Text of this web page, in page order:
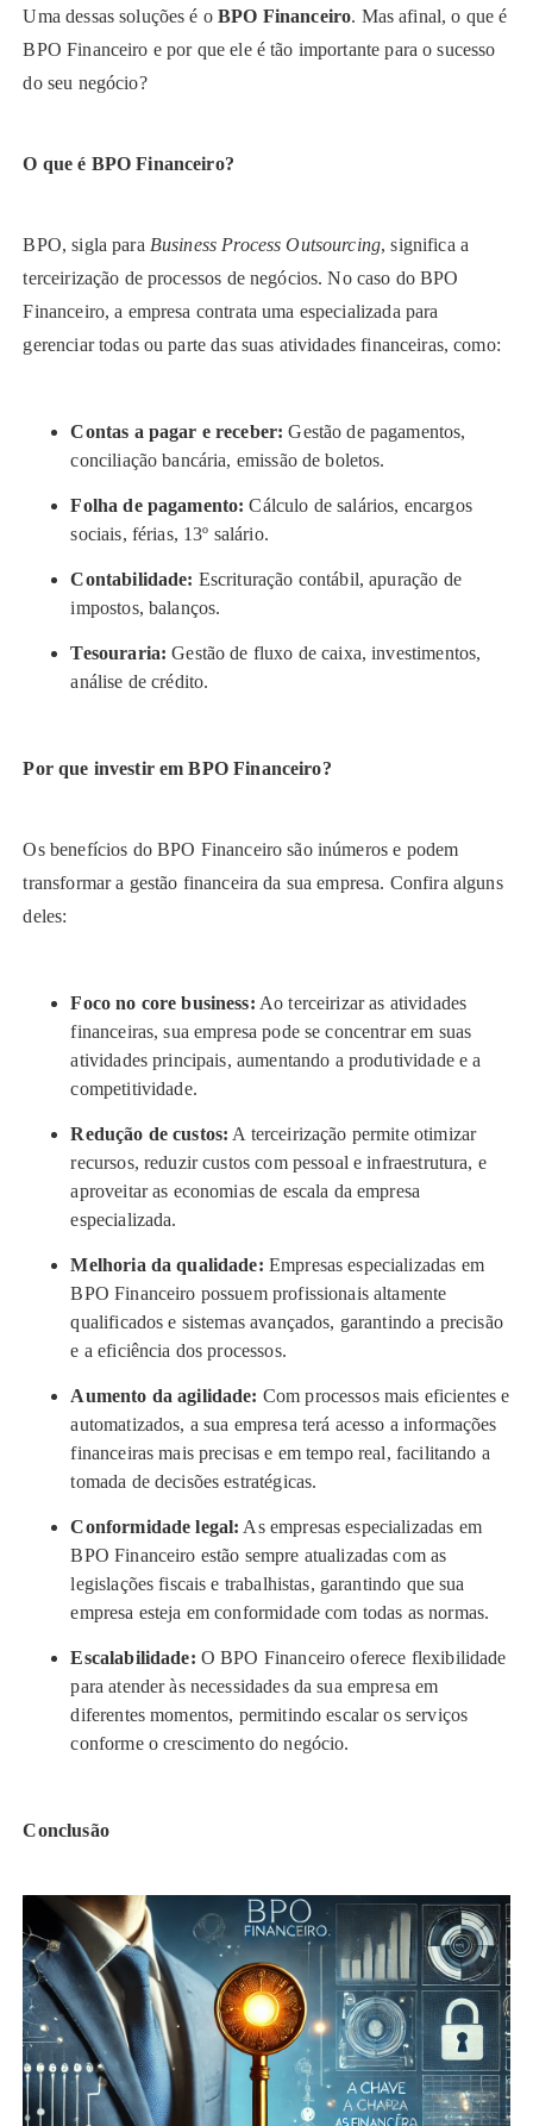
Uma dessas soluções é oBPO Financeiro. Mas afinal, o que é
BPO Financeiro e por que ele é tão importante para o sucesso
do seu negócio?
O que é BPO Financeiro?
BPO, sigla para Business Process Outsourcing, significa a
terceirização de processos de negócios. No caso do BPO
Financeiro, a empresa contrata uma especializada para
gerenciar todas ou parte das suas atividades financeiras, como:
Contas a pagar e receber: Gestão de pagamentos,
conciliação bancária, emissão de boletos.
Folha de pagamento: Cálculo de salários, encargos
sociais, férias, 13º salário.
Contabilidade: Escrituração contábil, apuração de
impostos, balanços.
Tesouraria: Gestão de fluxo de caixa, investimentos,
análise de crédito.
Por que investir em BPO Financeiro?
Os benefícios do BPO Financeiro são inúmeros e podem
transformar a gestão financeira da sua empresa. Confira alguns
deles:
Foco no core business: Ao terceirizar as atividades
financeiras, sua empresa pode se concentrar em suas
atividades principais, aumentando a produtividade e a
competitividade.
Redução de custos: A terceirização permite otimizar
recursos, reduzir custos com pessoal e infraestrutura, e
aproveitar as economias de escala da empresa
especializada.
Melhoria da qualidade: Empresas especializadas em
BPO Financeiro possuem profissionais altamente
qualificados e sistemas avançados, garantindo a precisão
e a eficiência dos processos.
Aumento da agilidade: Com processos mais eficientes e
automatizados, a sua empresa terá acesso a informações
financeiras mais precisas e em tempo real, facilitando a
tomada de decisões estratégicas.
Conformidade legal: As empresas especializadas em
BPO Financeiro estão sempre atualizadas com as
legislações fiscais e trabalhistas, garantindo que sua
empresa esteja em conformidade com todas as normas.
Escalabilidade: O BPO Financeiro oferece flexibilidade
para atender às necessidades da sua empresa em
diferentes momentos, permitindo escalar os serviços
conforme o crescimento do negócio.
Conclusão